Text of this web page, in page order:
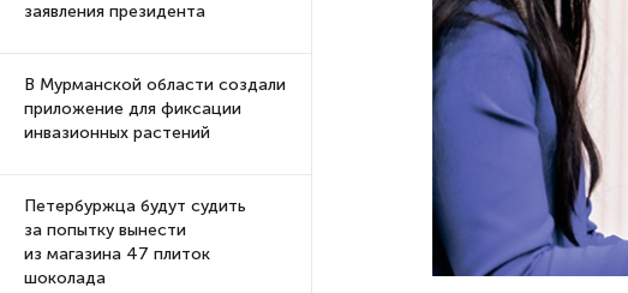
заявления президента
В Мурманской области создали
приложение для фиксации
инвазионных растений
Петербуржца будут судить
за попытку вынести
из магазина 47 плиток
шоколада